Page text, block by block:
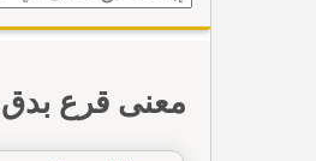
معنى قرع